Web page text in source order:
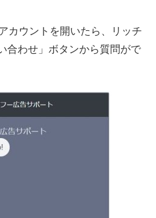
カウントを開いたら、リッチ
合わせ」ボタンから質問がで